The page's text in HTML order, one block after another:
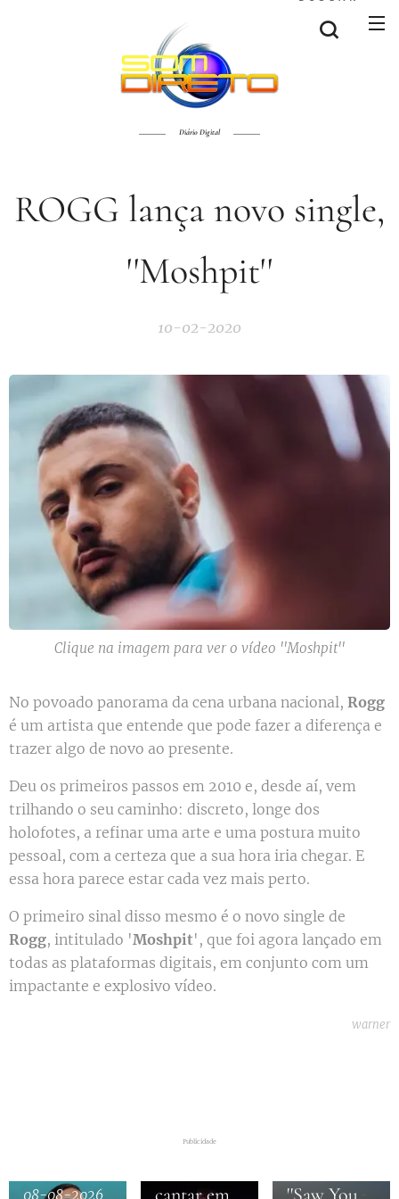
Diário Digital
ROGG lança novo single,
''Moshpit''
10-02-2020
Clique na imagem para ver o vídeo ''Moshpit''
No povoado panorama da cena urbana nacional, Rogg
é um artista que entende que pode fazer a diferença e
trazer algo de novo ao presente.
Deu os primeiros passos em 2010 e, desde aí, vem
trilhando o seu caminho: discreto, longe dos
holofotes, a refinar uma arte e uma postura muito
pessoal, com a certeza que a sua hora iria chegar. E
essa hora parece estar cada vez mais perto.
O primeiro sinal disso mesmo é o novo single de
Rogg, intitulado 'Moshpit', que foi agora lançado em
todas as plataformas digitais, em conjunto com um
impactante e explosivo vídeo.
warner
Publicidade
08-08-2026
Noble
cantar em
''Saw You